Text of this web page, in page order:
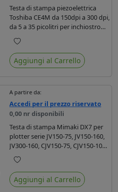
Testa di stampa piezoelettrica
Toshiba CE4M da 150dpi a 300 dpi,
da 5 a 35 picolitri per inchiostro
UV e base acqua, 16 scale di grigi.
Preferiti
Aggiungi al Carrello
A partire da:
Accedi per il prezzo riservato
0,00 nr disponibili
Testa di stampa Mimaki DX7 per
plotter serie JV150-75, JV150-160,
JV300-160, CJV150-75, CJV150-107,
CJV150-130 , CJV150-130 , CJV150-
160, CJV300-160
Preferiti
Aggiungi al Carrello